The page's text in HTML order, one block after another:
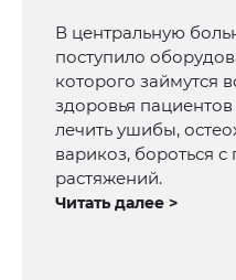
В центральную
поступило
которого займутся
здоровья
лечить ушибы,
варикоз, бороться
растяжений.
Читать далее >